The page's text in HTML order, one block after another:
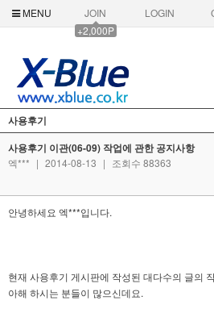
MENU
JOIN
+2,000P
LOGIN
사용후기
사용후기 이관(06-09) 작업에 관한 공지사항
엑*** | 2014-08-13 | 조회수 88363
안녕하세요 엑***입니다.
현재 사용후기 게시판에 작성된 대다수의 글의
아해 하시는 분들이 많으신데요.